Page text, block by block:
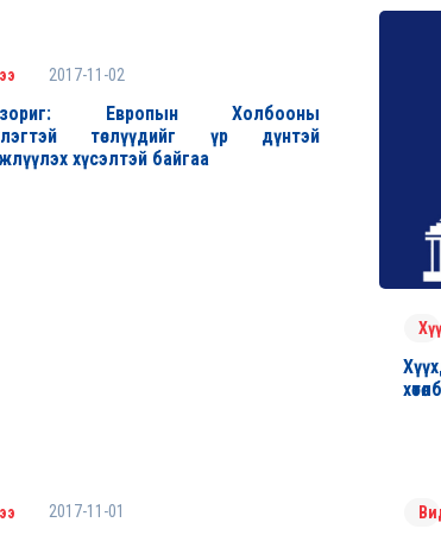
2017-11-02
Европын Холбооны
төслүүдийг үр дүнтэй
хүсэлтэй байгаа
2017-11-01